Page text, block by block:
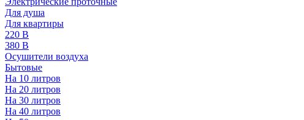
Для душа
Для квартиры
220 В
380 В
Осушители воздуха
Бытовые
На 10 литров
На 20 литров
На 30 литров
На 40 литров